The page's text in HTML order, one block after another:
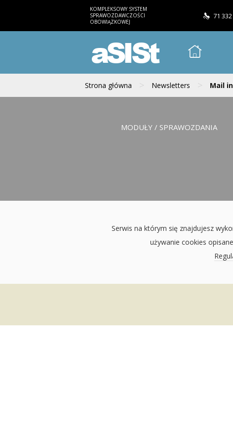
KOMPLEKSOWY SYSTEM
SPRAWOZDAWCZOŚCI
OBOWIĄZKOWEJ
71
aSISt
Strona główna > Newsletters > Mail
MODUŁY / SPRAWOZDANIA
Serwis na którym się znajdujesz
używanie cookies